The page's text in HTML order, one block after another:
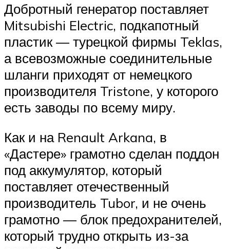
Добротный генератор поставляет
Mitsubishi Electric, подкапотный
пластик — турецкой фирмы Teklas,
а всевозможные соединительные
шланги приходят от немецкого
производителя Tristone, у которого
есть заводы по всему миру.
Как и на Renault Arkana, в
«Дастере» грамотно сделан поддон
под аккумулятор, который
поставляет отечественный
производитель Tubor, и не очень
грамотно — блок предохранителей,
который трудно открыть из-за